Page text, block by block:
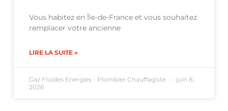
Vous habitez en Île-de-France et vous souhaitez
remplacer votre ancienne
LIRE LA SUITE »
Gaz Fluides Energies - Plombier Chauffagiste
juin 8,
2026